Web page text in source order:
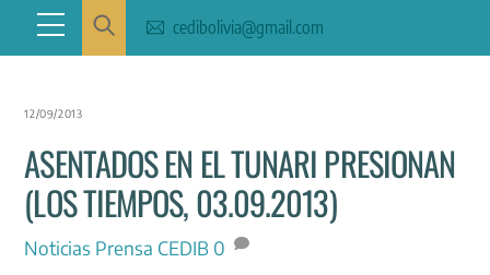
content
Menu cedibolivia@gmail.com
12/09/2013
ASENTADOS EN EL TUNARI PRESIONAN
(LOS TIEMPOS, 03.09.2013)
Noticias Prensa CEDIB 0